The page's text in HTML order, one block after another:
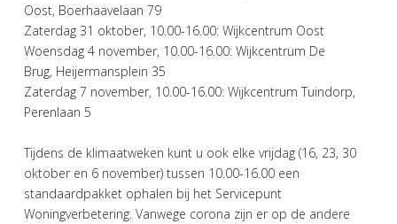
Oost, Boerhaavelaan 79
Zaterdag 31 oktober, 10.00-16.00: Wijkcentrum Oost
Woensdag 4 november, 10.00-16.00: Wijkcentrum De
Brug, Heijermansplein 35
Zaterdag 7 november, 10.00-16.00: Wijkcentrum Tuindorp,
Perenlaan 5
Tijdens de klimaatweken kunt u ook elke vrijdag (16, 23, 30
oktober en 6 november) tussen 10.00-16.00 een
standaardpakket ophalen bij het Servicepunt
Woningverbetering. Vanwege corona zijn er op de andere